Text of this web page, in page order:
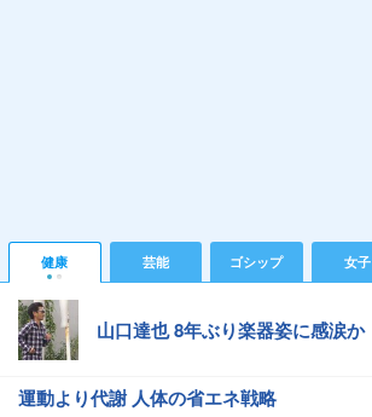
健康 芸能 ゴシップ 女子
山口達也 8年ぶり楽器姿に感涙か
運動より代謝 人体の省エネ戦略